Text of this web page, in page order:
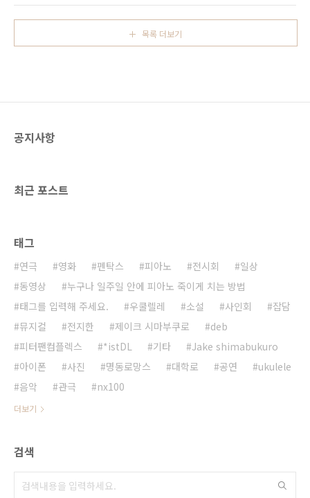
드와 함께 있는 악보 추가) ※ 악기 - Namuai
목록 더보기
공지사항
최근 포스트
태그
연극 영화 펜탁스 피아노 전시회
일상
동영상
누구나 일주일 안에 피아노 죽이게 치는 방법
태그를 입력해 주세요.
우쿨렐레 소설 사인회
잡담
뮤지컬
전지한 제이크 시마부쿠로
deb
피터팬컴플렉스
*istDL 기타
Jake shimabukuro
아이폰
사진 명동로망스 대학로 공연
ukulele
음악
관극 nx100
더보기
검색